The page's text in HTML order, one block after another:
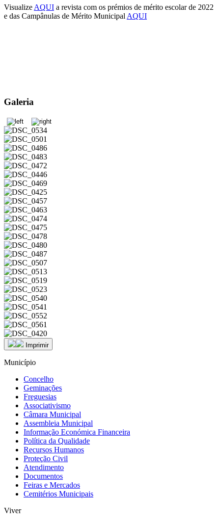
Visualize AQUI a revista com os prémios de mérito escolar de 2022
e das Campânulas de Mérito Municipal AQUI
Galeria
Imprimir
Município
Concelho
Geminações
Freguesias
Associativismo
Câmara Municipal
Assembleia Municipal
Informação Económica Financeira
Política da Qualidade
Recursos Humanos
Proteção Civil
Atendimento
Documentos
Feiras e Mercados
Cemitérios Municipais
Viver